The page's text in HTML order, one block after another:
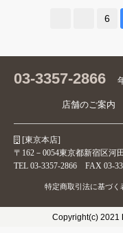
ス
会
6
03-3357-2866
店舗のご案内
[東京本店]
〒162－0054東京都新宿区河
TEL 03-3357-2866 FAX 03-
特定商取引法に基づく
Copyright(c) 2021